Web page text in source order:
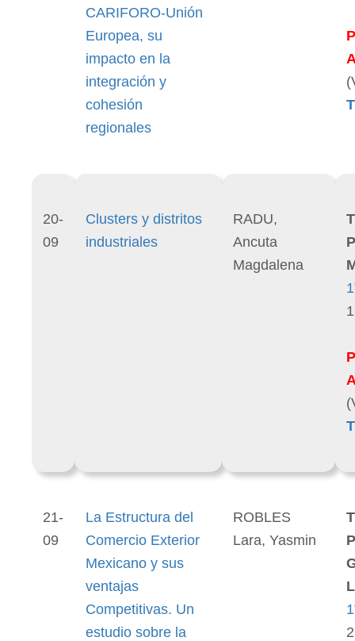
CARIFORO-Unión
Europea, su
impacto en la
integración y
cohesión
regionales
20-
09
Clusters y distritos
industriales
RADU,
Ancuta
Magdalena
1
21-
09
La Estructura del
Comercio Exterior
Mexicano y sus
ventajas
Competitivas. Un
estudio sobre la
ROBLES
Lara, Yasmin
1